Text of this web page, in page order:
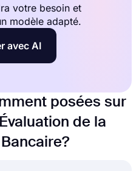
votre besoin et
modèle adapté.
avec AI
posées sur
de la